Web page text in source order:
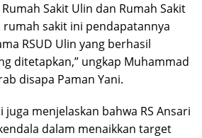
Sakit Ulin dan Rumah Sakit
rumah sakit ini pendapatannya
RSUD Ulin yang berhasil
ditetapkan,” ungkap Muhammad
disapa Paman Yani.
juga menjelaskan bahwa RS Ansari
dalam menaikkan target